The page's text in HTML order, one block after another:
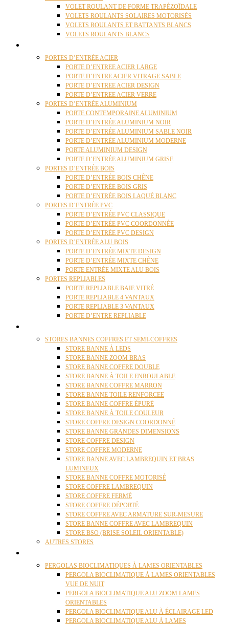
VOLET ROULANT DE FORME TRAPÉZOÏDALE
VOLETS ROULANTS SOLAIRES MOTORISÉS
VOLETS ROULANTS ET BATTANTS BLANCS
VOLETS ROULANTS BLANCS
PORTES D’ENTRÉE ACIER
PORTE D’ENTREE ACIER LARGE
PORTE D’ENTRE ACIER VITRAGE SABLE
PORTE D’ENTREE ACIER DESIGN
PORTE D’ENTREE ACIER VERRE
PORTES D’ENTRÉE ALUMINIUM
PORTE CONTEMPORAINE ALUMINIUM
PORTE D’ENTRÉE ALUMINIUM NOIR
PORTE D’ENTRÉE ALUMINIUM SABLE NOIR
PORTE D’ENTRÉE ALUMINIUM MODERNE
PORTE ALUMINIUM DESIGN
PORTE D’ENTRÉE ALUMINIUM GRISE
PORTES D’ENTRÉE BOIS
PORTE D’ENTRÉE BOIS CHÊNE
PORTE D’ENTRÉE BOIS GRIS
PORTE D’ENTRÉE BOIS LAQUÉ BLANC
PORTES D’ENTRÉE PVC
PORTE D’ENTRÉE PVC CLASSIQUE
PORTE D’ENTRÉE PVC COORDONNÉE
PORTE D’ENTRÉE PVC DESIGN
PORTES D’ENTRÉE ALU BOIS
PORTE D’ENTRÉE MIXTE DESIGN
PORTE D’ENTRÉE MIXTE CHÊNE
PORTE ENTRÉE MIXTE ALU BOIS
PORTES REPLIABLES
PORTE REPLIABLE BAIE VITRÉ
PORTE REPLIABLE 4 VANTAUX
PORTE REPLIABLE 3 VANTAUX
PORTE D’ENTRE REPLIABLE
STORES BANNES COFFRES ET SEMI-COFFRES
STORE BANNE À LEDS
STORE BANNE ZOOM BRAS
STORE BANNE COFFRE DOUBLE
STORE BANNE À TOILE ENROULABLE
STORE BANNE COFFRE MARRON
STORE BANNE TOILE RENFORCEE
STORE BANNE COFFRE ÉPURÉ
STORE BANNE À TOILE COULEUR
STORE COFFRE DESIGN COORDONNÉ
STORE BANNE GRANDES DIMENSIONS
STORE COFFRE DESIGN
STORE COFFRE MODERNE
STORE BANNE AVEC LAMBREQUIN ET BRAS
LUMINEUX
STORE BANNE COFFRE MOTORISÉ
STORE COFFRE LAMBREQUIN
STORE COFFRE FERMÉ
STORE COFFRE DÉPORTÉ
STORE COFFRE AVEC ARMATURE SUR-MESURE
STORE BANNE COFFRE AVEC LAMBREQUIN
STORE BSO (BRISE SOLEIL ORIENTABLE)
AUTRES STORES
PERGOLAS BIOCLIMATIQUES À LAMES ORIENTABLES
PERGOLA BIOCLIMATIQUE À LAMES ORIENTABLES
VUE DE NUIT
PERGOLA BIOCLIMATIQUE ALU ZOOM LAMES
ORIENTABLES
PERGOLA BIOCLIMATIQUE ALU À ÉCLAIRAGE LED
PERGOLA BIOCLIMATIQUE ALU À LAMES